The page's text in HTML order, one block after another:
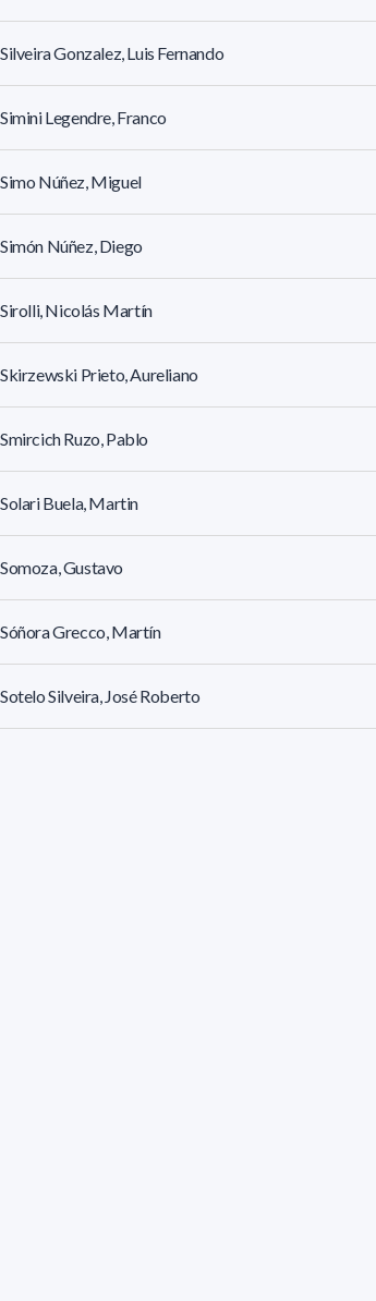
Silveira Gonzalez, Luis Fernando
Simini Legendre, Franco
Simo Núñez, Miguel
Simón Núñez, Diego
Sirolli, Nicolás Martín
Skirzewski Prieto, Aureliano
Smircich Ruzo, Pablo
Solari Buela, Martin
Somoza, Gustavo
Sóñora Grecco, Martín
Sotelo Silveira, José Roberto